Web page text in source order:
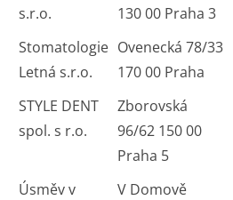
s.r.o.
130 00 Praha 3
Stomatologie
Letná s.r.o.
Ovenecká 78/33
170 00 Praha
STYLE DENT
spol. s r.o.
Zborovská
96/62 150 00
Praha 5
Úsměv v
V Domově